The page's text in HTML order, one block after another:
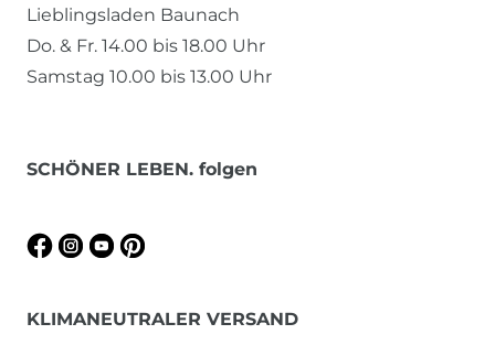
Lieblingsladen Baunach
Do. & Fr. 14.00 bis 18.00 Uhr
Samstag 10.00 bis 13.00 Uhr
SCHÖNER LEBEN. folgen
KLIMANEUTRALER VERSAND